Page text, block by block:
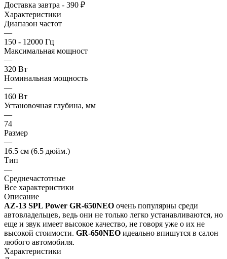
Доставка завтра - 390 ₽
Характеристики
Диапазон частот
—
150 - 12000 Гц
Максимальная мощност
—
320 Вт
Номинальная мощность
—
160 Вт
Установочная глубина, мм
—
74
Размер
—
16.5 см (6.5 дюйм.)
Тип
—
Среднечастотные
Все характеристики
Описание
AZ-13 SPL Power GR-650NEO очень популярны среди
автовладельцев, ведь они не только легко устанавливаются, но
еще и звук имеет высокое качество, не говоря уже о их не
высокой стоимости. GR-650NEO идеально впишутся в салон
любого автомобиля.
Характеристики